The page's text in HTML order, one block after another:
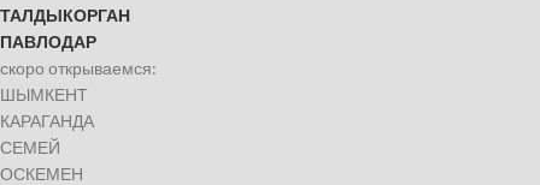
ТАЛДЫКОРГАН
ПАВЛОДАР
скоро открываемся:
ШЫМКЕНТ
КАРАГАНДА
СЕМЕЙ
ОСКЕМЕН